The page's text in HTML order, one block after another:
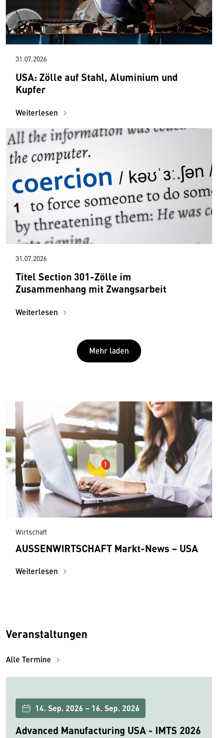
31.07.2026
USA: Zölle auf Stahl, Aluminium und
Kupfer
Weiterlesen
31.07.2026
Titel Section 301-Zölle im
Zusammenhang mit Zwangsarbeit
Weiterlesen
Mehr laden
Wirtschaft
AUSSENWIRTSCHAFT Markt-News – USA
Weiterlesen
Veranstaltungen
Alle Termine
14. Sep. 2026 – 16. Sep. 2026
Advanced Manufacturing USA - IMTS 2026